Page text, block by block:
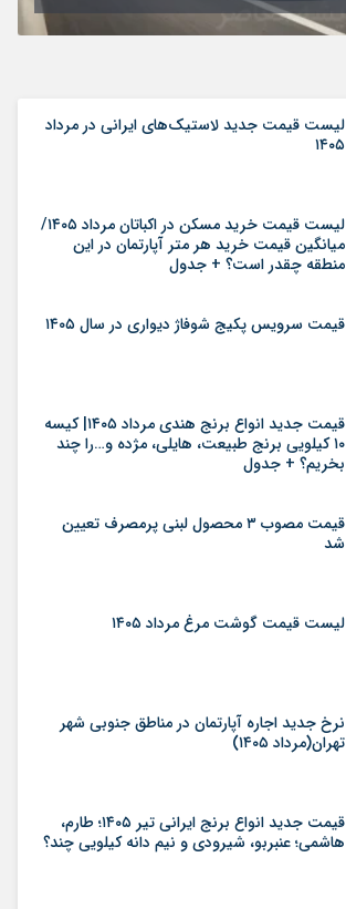
لیست قیمت جدید لاستیک‌های ایرانی در مرداد
۱۴۰۵
لیست قیمت خرید مسکن در اکباتان مرداد ۱۴۰۵/
میانگین قیمت خرید هر متر آپارتمان در این
منطقه چقدر است؟ + جدول
قیمت سرویس پکیج شوفاژ دیواری در سال ۱۴۰۵
قیمت جدید انواع برنج هندی مرداد ۱۴۰۵| کیسه
۱۰ کیلویی برنج طبیعت، هایلی، مژده و…را چند
بخریم؟ + جدول
قیمت مصوب ۳ محصول لبنی پرمصرف تعیین
شد
لیست قیمت گوشت مرغ مرداد ۱۴۰۵
نرخ جدید اجاره آپارتمان در مناطق جنوبی شهر
تهران(مرداد ۱۴۰۵)
قیمت جدید انواع برنج ایرانی تیر ۱۴۰۵؛ طارم،
هاشمی؛ عنبربو، شیرودی و نیم دانه کیلویی چند؟